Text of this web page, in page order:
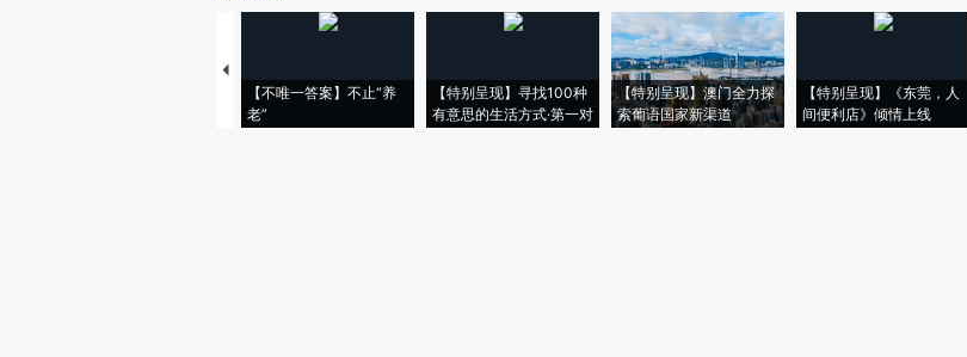
【不唯一答案】不止“养
老”
【特别呈现】寻找100种
有意思的生活方式·第一对
【特别呈现】澳门全力探
索葡语国家新渠道
【特别呈现】《东莞，人
间便利店》倾情上线